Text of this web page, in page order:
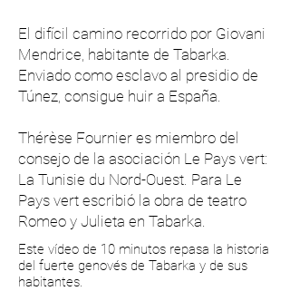
El difícil camino recorrido por Giovani
Mendrice, habitante de Tabarka.
Enviado como esclavo al presidio de
Túnez, consigue huir a España.
Thérèse Fournier es miembro del
consejo de la asociación Le Pays vert:
La Tunisie du Nord-Ouest. Para Le
Pays vert escribió la obra de teatro
Romeo y Julieta en Tabarka.
Este vídeo de 10 minutos repasa la historia
del fuerte genovés de Tabarka y de sus
habitantes.